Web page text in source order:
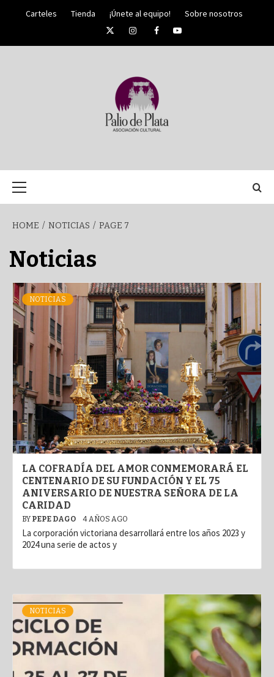
Carteles Tienda ¡Únete al equipo!
Sobre nosotros
TwitterInstagramFacebookYouTube
SEMANA
SANTA DE
MÁLAGA
HOME NOTICIAS PAGE 7
Noticias
NOTICIAS
LA COFRADÍA DEL AMOR CONMEMORARÁ EL
CENTENARIO DE SU FUNDACIÓN Y EL 75
ANIVERSARIO DE NUESTRA SEÑORA DE LA
CARIDAD
BY PEPE DAGO 4 AÑOS AGO
La corporación victoriana desarrollará entre los años 2023 y
2024 una serie de actos y
NOTICIAS